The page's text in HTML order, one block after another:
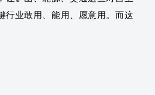
行业敢用、能用、愿意用。而这